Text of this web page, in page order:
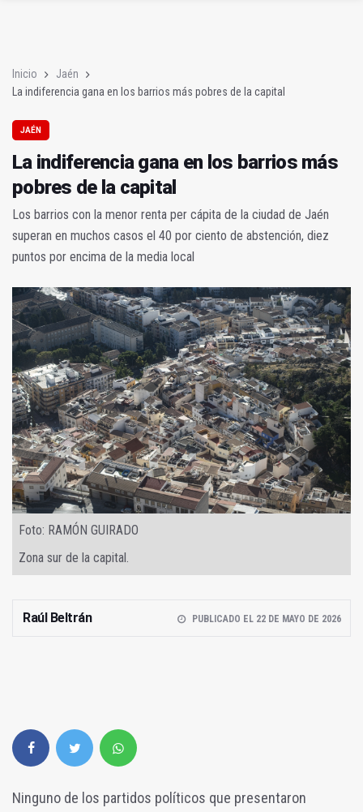
Inicio
Jaén
La indiferencia gana en los barrios más pobres de la capital
JAÉN
La indiferencia gana en los barrios más
pobres de la capital
Los barrios con la menor renta per cápita de la ciudad de Jaén
superan en muchos casos el 40 por ciento de abstención, diez
puntos por encima de la media local
Foto: RAMÓN GUIRADO
Zona sur de la capital.
Raúl Beltrán PUBLICADO EL 22 DE MAYO DE 2026
Ninguno de los partidos políticos que presentaron